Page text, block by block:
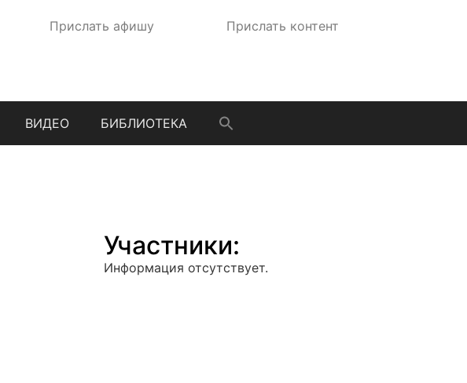
Прислать афишу Прислать контент
ВИДЕО БИБЛИОТЕКА
Участники:
Информация отсутствует.